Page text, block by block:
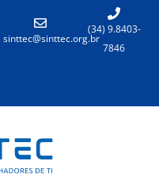
sinttec@sinttec.org.br
(34) 9.8403-
7846